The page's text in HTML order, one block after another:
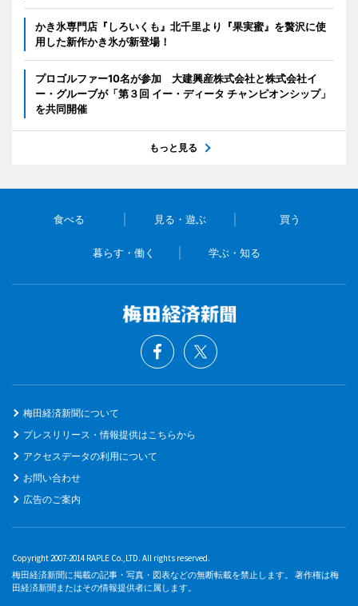
かき氷専門店『しろいくも』北千里より『果実蜜』を贅沢に使
用した新作かき氷が新登場！
プロゴルファー10名が参加 大建興産株式会社と株式会社イ
ー・グルーブが「第３回 イー・ディータ チャンピオンシップ」
を共同開催
もっと見る
食べる 見る・遊ぶ 買う
暮らす・働く 学ぶ・知る
梅田経済新聞について
プレスリリース・情報提供はこちらから
アクセスデータの利用について
お問い合わせ
広告のご案内
Copyright 2007-2014 RAPLE Co.,LTD. All rights reserved.
梅田経済新聞に掲載の記事・写真・図表などの無断転載を禁止します。 著作権は梅
田経済新聞またはその情報提供者に属します。